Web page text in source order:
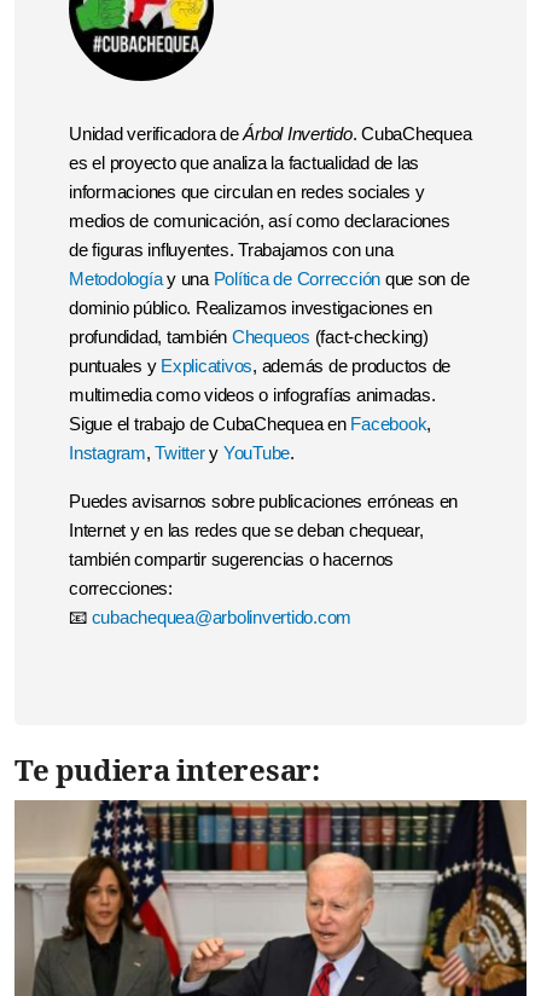
Unidad verificadora deÁrbol Invertido. CubaChequea
es el proyecto que analiza la factualidad de las
informaciones que circulan en redes sociales y
medios de comunicación, así como declaraciones
de figuras influyentes. Trabajamos con una
Metodologíay una Política de Corrección que son de
dominio público. Realizamos investigaciones en
profundidad, también Chequeos (fact-checking)
puntuales y Explicativos, además de productos de
multimedia como videos o infografías animadas.
Sigue el trabajo de CubaChequea en Facebook,
Instagram,Twittery YouTube.
Puedes avisarnos sobre publicaciones erróneas en
Internet y en las redes que se deban chequear,
también compartir sugerencias o hacernos
correcciones:
📧 cubachequea@arbolinvertido.com
Te pudiera interesar: